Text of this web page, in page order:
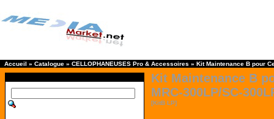
Accueil » Catalogue » CELLOPHANEUSES Pro & Accessoires » Kit Maintenance B pour
Kit Maintenance B
MRC-300LP/SC-
[KitB LP]